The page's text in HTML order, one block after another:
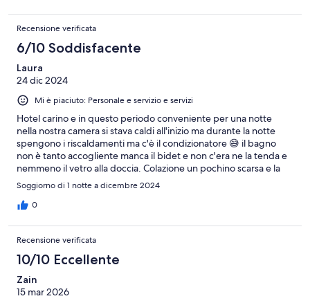
Recensione verificata
6/10 Soddisfacente
Laura
24 dic 2024
Mi è piaciuto: Personale e servizio e servizi
Hotel carino e in questo periodo conveniente per una notte
nella nostra camera si stava caldi all'inizio ma durante la notte
spengono i riscaldamenti ma c'è il condizionatore 😅 il bagno
non è tanto accogliente manca il bidet e non c'era ne la tenda e
nemmeno il vetro alla doccia. Colazione un pochino scarsa e la
stanza dove si mangiava era freddissima .
Soggiorno di 1 notte a dicembre 2024
0
Recensione verificata
10/10 Eccellente
Zain
15 mar 2026